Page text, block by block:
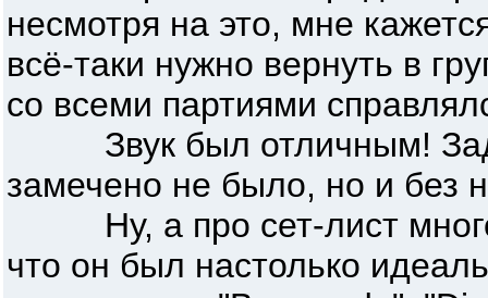
несмотря на это, мне
всё-таки нужно вернуть в
со всеми партиями
Звук был отличным!
замечено не было, но и без
Ну, а про сет-лист
что он был настолько